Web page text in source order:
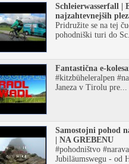
Schleierwasserfall |
najzahtevnejših
Pridružite se na tej
pohodniški turi do
Fantastična e-
#kitzbüheleralpen
Janeza v Tirolu pre...
Samostojni pohod
| NA GREBENU
#pohodništvo
Jubiläumswegu - od